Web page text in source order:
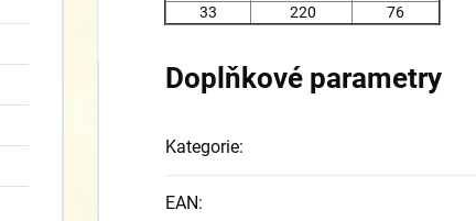
33
220 76
Doplňkové parametry
Kategorie:
EAN: